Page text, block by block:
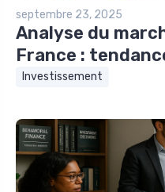
septembre 23, 2025
Analyse du
France :
Investissement